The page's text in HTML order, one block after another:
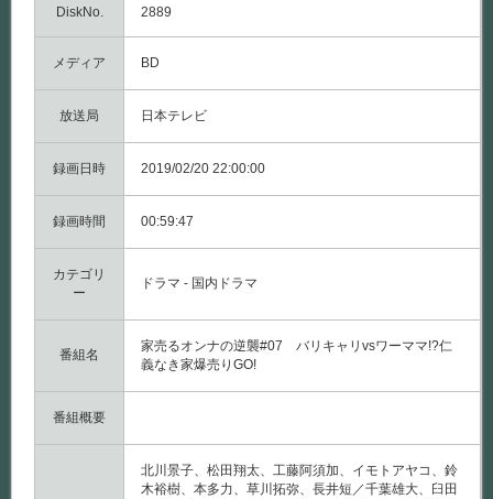
DiskNo. 2889
メディア BD
放送局 日本テレビ
録画日時 2019/02/20 22:00:00
録画時間 00:59:47
カテゴリ
ー
ドラマ - 国内ドラマ
番組名
家売るオンナの逆襲#07 バリキャリvsワーママ!?仁
義なき家爆売りGO!
番組概要
北川景子、松田翔太、工藤阿須加、イモトアヤコ、鈴
木裕樹、本多力、草川拓弥、長井短／千葉雄大、臼田